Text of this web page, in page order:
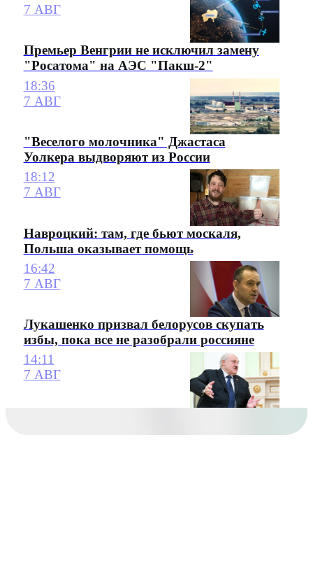
7 АВГ
Премьер Венгрии не исключил замену
"Росатома" на АЭС "Пакш-2"
18:36
7 АВГ
"Веселого молочника" Джастаса
Уолкера выдворяют из России
18:12
7 АВГ
Навроцкий: там, где бьют москаля,
Польша оказывает помощь
16:42
7 АВГ
Лукашенко призвал белорусов скупать
избы, пока все не разобрали россияне
14:11
7 АВГ